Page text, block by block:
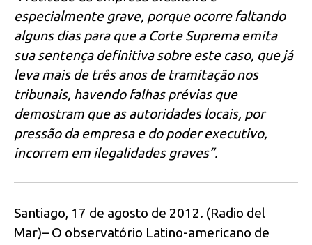
especialmente grave, porque ocorre faltando
alguns dias para que a Corte Suprema emita
sua sentença definitiva sobre este caso, que já
leva mais de três anos de tramitação nos
tribunais, havendo falhas prévias que
demostram que as autoridades locais, por
pressão da empresa e do poder executivo,
incorrem em ilegalidades graves”.
Santiago, 17 de agosto de 2012. (Radio del
Mar)– O observatório Latino-americano de